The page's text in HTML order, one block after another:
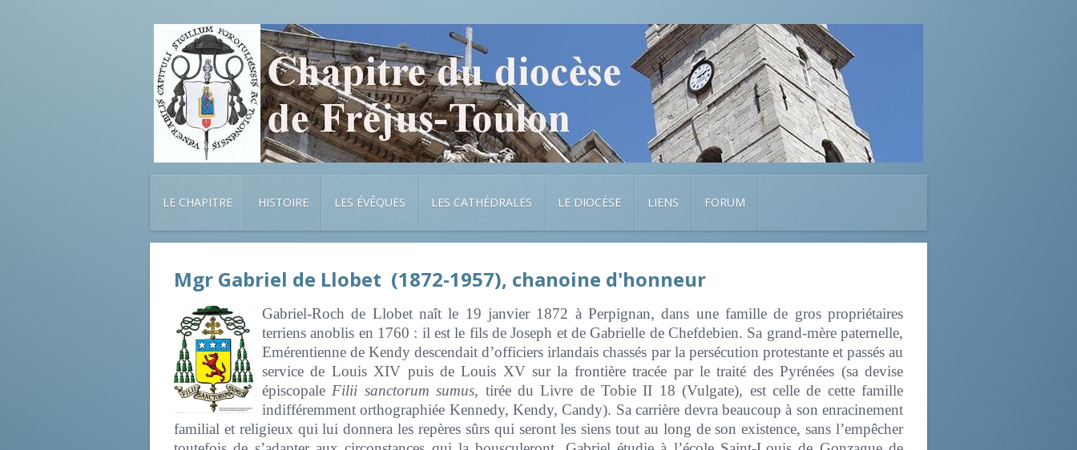
LE CHAPITRE HISTOIRE LES ÉVÊQUES LES CATHÉDRALES LE DIOCÈSE LIENS FORUM
Mgr Gabriel de Llobet (1872-1957), chanoine d'honneur
Gabriel-Roch de Llobet naît le 19 janvier 1872 à Perpignan, dans une famille de gros propriétaires
terriens anoblis en 1760 : il est le fils de Joseph et de Gabrielle de Chefdebien. Sa grand-mère paternelle,
Emérentienne de Kendy descendait d’officiers irlandais chassés par la persécution protestante et passés au
service de Louis XIV puis de Louis XV sur la frontière tracée par le traité des Pyrénées (sa devise
épiscopale Filii sanctorum sumus, tirée du Livre de Tobie II 18 (Vulgate), est celle de cette famille
indifféremment orthographiée Kennedy, Kendy, Candy). Sa carrière devra beaucoup à son enracinement
familial et religieux qui lui donnera les repères sûrs qui seront les siens tout au long de son existence, sans l’empêcher